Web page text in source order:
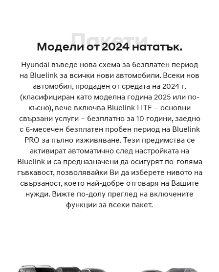
Пакети
Модели от 2024 нататък.
Hyundai въведе нова схема за безплатен период
на Bluelink за всички нови автомобили. Всеки нов
автомобил, продаден от средата на 2024 г.
(класифициран като моделна година 2025 или по-
късно), вече включва Bluelink LITE – основни
свързани услуги – безплатно за 10 години, заедно
с 6-месечен безплатен пробен период на Bluelink
PRO за пълно изживяване. Тези предимства се
активират автоматично след настройката на
Bluelink и са предназначени да осигурят по-голяма
гъвкавост, позволявайки Ви да изберете нивото на
свързаност, което най-добре отговаря на Вашите
нужди. Вижте по-долу преглед на включените
функции за всеки пакет.